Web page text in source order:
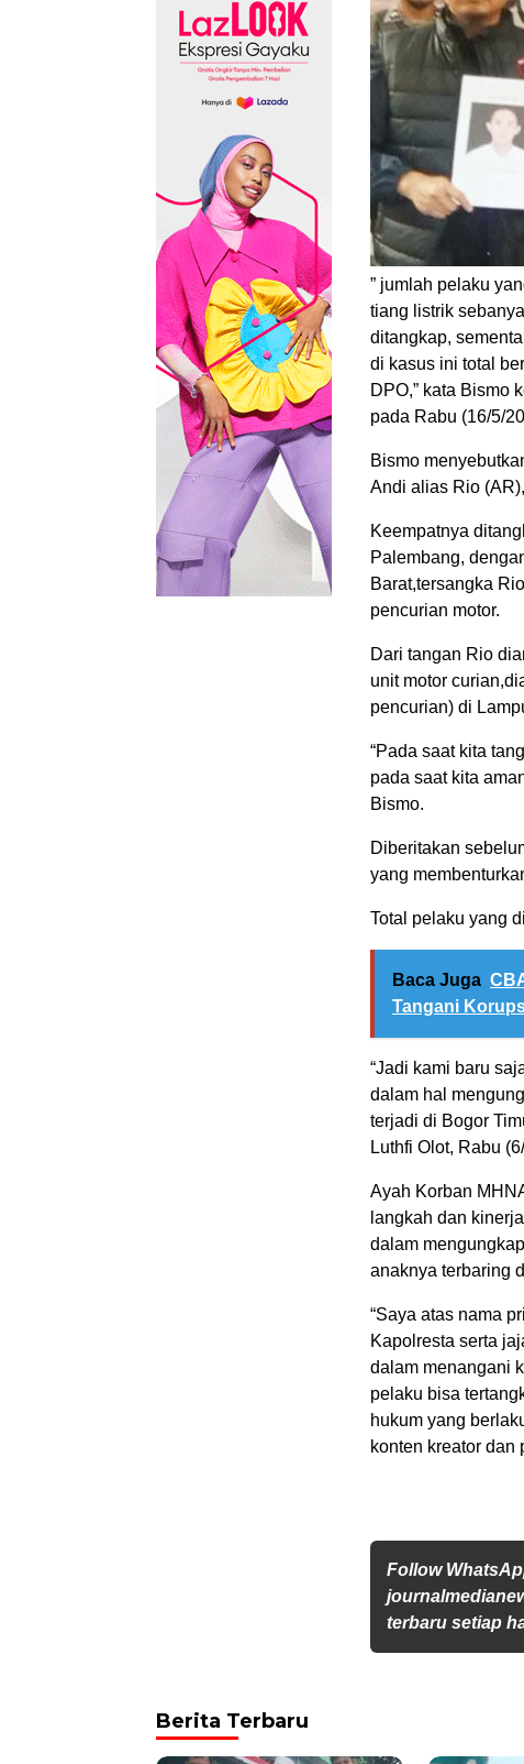
” jumlah pelaku
tiang listrik
ditangkap,
di kasus ini total
DPO,” kata Bismo
pada Rabu (16/5/
Bismo
Andi alias Rio
Keempatnya
Palembang,
Barat,tersangka
pencurian motor.
Dari tangan Rio
unit motor
pencurian) di
“Pada saat kita
pada saat kita
Bismo.
Diberitakan
yang
Total pelaku yang
Baca Juga
Tangani
“Jadi kami baru
dalam hal
terjadi di Bogor
Luthfi Olot, Rabu
Ayah Korban
langkah dan
dalam
anaknya terbaring
“Saya atas nama
Kapolresta serta
dalam menangani
pelaku bisa
hukum yang
konten kreator dan
Follow
terbaru setiap
Berita Terbaru